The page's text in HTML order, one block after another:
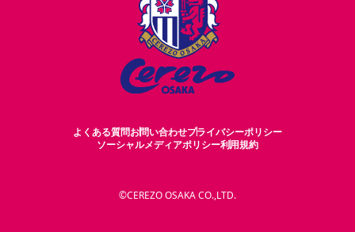
よくある質問お問い合わせプライバシーポリシー
ソーシャルメディアポリシー利用規約
©CEREZO OSAKA CO.,LTD.